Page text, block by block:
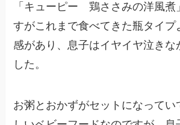
「キューピー 鶏ささみの洋風煮
すがこれまで食べてきた瓶タイプ
感があり、息子はイヤイヤ泣きな
した。
お粥とおかずがセットになってい